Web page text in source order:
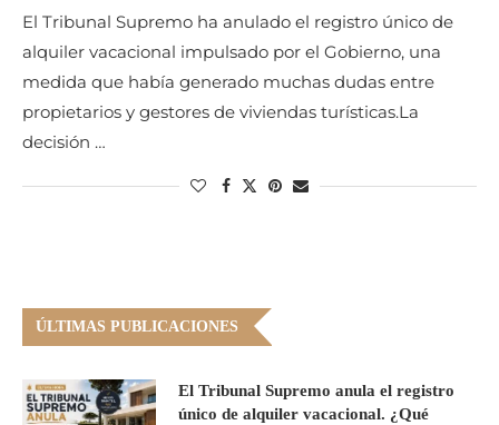
El Tribunal Supremo ha anulado el registro único de
alquiler vacacional impulsado por el Gobierno, una
medida que había generado muchas dudas entre
propietarios y gestores de viviendas turísticas.La
decisión …
ÚLTIMAS PUBLICACIONES
El Tribunal Supremo anula el registro
único de alquiler vacacional. ¿Qué